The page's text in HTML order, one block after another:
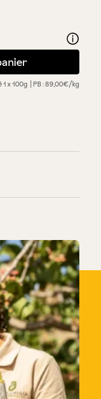
1 x 100g PB : 89,00€/kg
souhaitée ou utilisez